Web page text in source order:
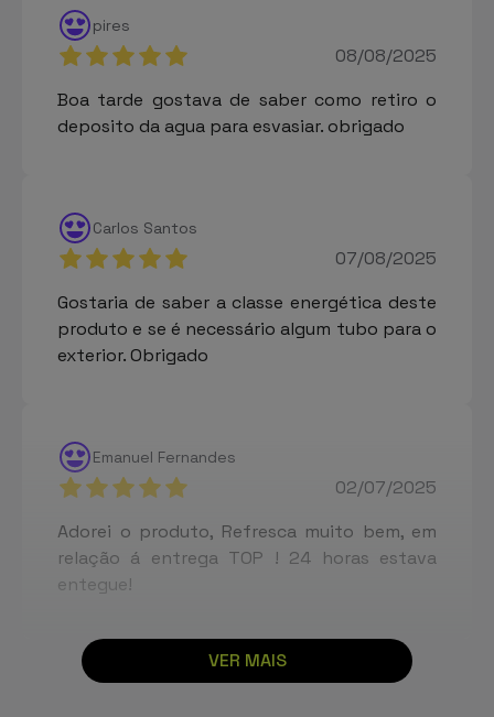
pires
08/08/2025
Boa tarde gostava de saber como retiro o
deposito da agua para esvasiar. obrigado
Carlos Santos
07/08/2025
Gostaria de saber a classe energética deste
produto e se é necessário algum tubo para o
exterior. Obrigado
Emanuel Fernandes
02/07/2025
Adorei o produto, Refresca muito bem, em
relação á entrega TOP ! 24 horas estava
entegue!
Correia
VER MAIS